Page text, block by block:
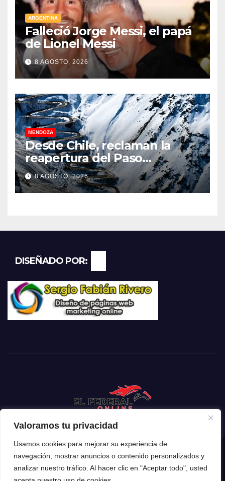
Valoramos tu privacidad
Usamos cookies para mejorar su experiencia de
navegación, mostrar anuncios o contenido personalizados y
analizar nuestro tráfico. Al hacer clic en "Aceptar todo", usted
ARGENTINA
Falleció Jorge Messi, el papá
de Lionel Messi
8 AGOSTO, 2026
MENDOZA
Desde Chile, reclaman la
reapertura del Paso
Internacional Los
Libertadores: pérdidas
millonarias
8 AGOSTO, 2026
DISEÑADO POR:
Funciona gracias a WordPress |Tema: Newsup deThemeansar